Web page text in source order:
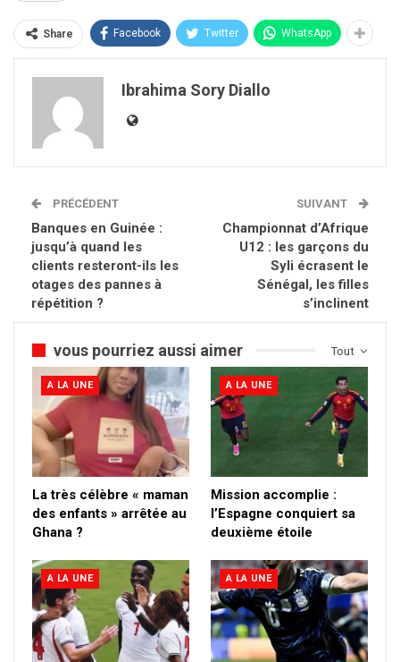
Share Facebook Twitter WhatsApp
Ibrahima Sory Diallo
PRÉCÉDENT
Banques en Guinée :
jusqu’à quand les
clients resteront-ils les
otages des pannes à
répétition ?
SUIVANT
Championnat d’Afrique
U12 : les garçons du
Syli écrasent le
Sénégal, les filles
s’inclinent
Tout
vous pourriez aussi aimer
A LA UNE
La très célèbre « maman
des enfants » arrêtée au
Ghana ?
A LA UNE
Mission accomplie :
l’Espagne conquiert sa
deuxième étoile
A LA UNE A LA UNE